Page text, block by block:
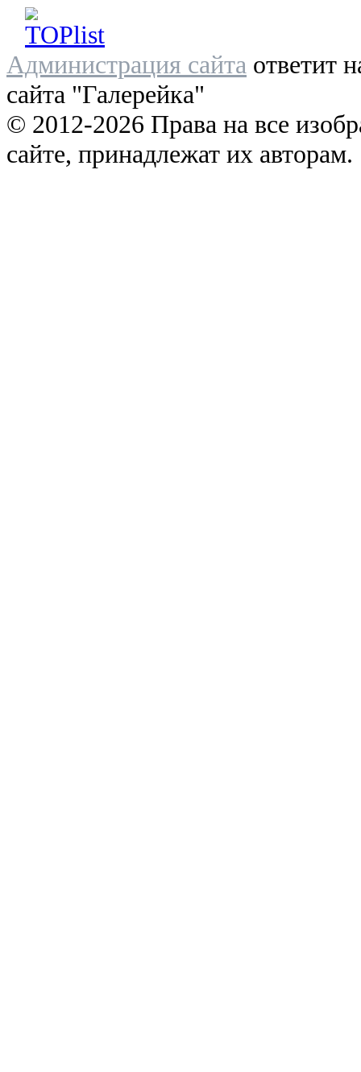
Администрация сайта ответит
сайта "Галерейка"
© 2012-2026 Права на все
сайте, принадлежат их авторам.